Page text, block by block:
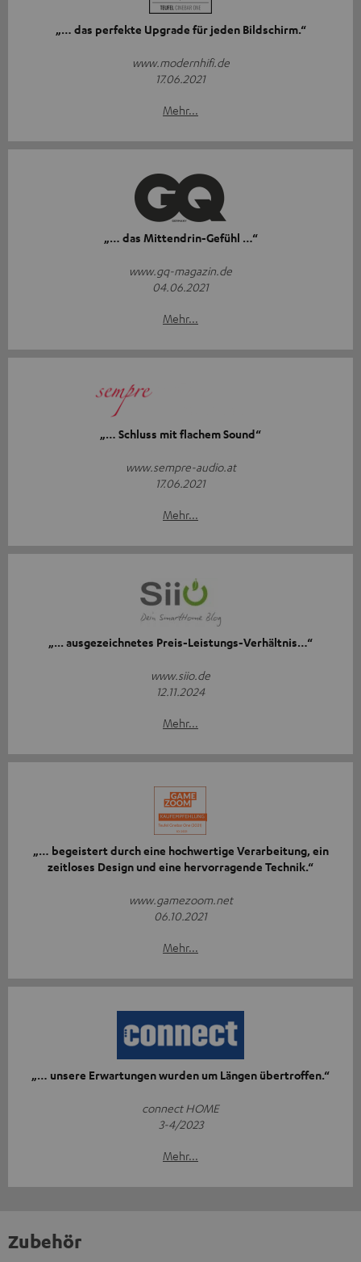
„… das perfekte Upgrade für jeden Bildschirm.“
www.modernhifi.de
17.06.2021
Mehr...
„… das Mittendrin-Gefühl …“
www.gq-magazin.de
04.06.2021
Mehr...
„… Schluss mit flachem Sound“
www.sempre-audio.at
17.06.2021
Mehr...
„... ausgezeichnetes Preis-Leistungs-Verhältnis…“
www.siio.de
12.11.2024
Mehr...
„… begeistert durch eine hochwertige Verarbeitung, ein
zeitloses Design und eine hervorragende Technik.“
www.gamezoom.net
06.10.2021
Mehr...
„… unsere Erwartungen wurden um Längen übertroffen.“
connect HOME
3-4/2023
Mehr...
Zubehör